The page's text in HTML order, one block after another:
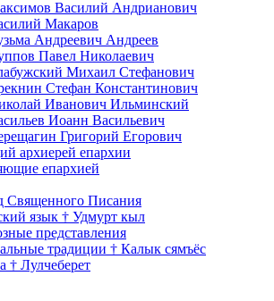
Василий Андрианович
Макаров
Андреевич Андреев
Павел Николаевич
Михаил Стефанович
Стефан Константинович
Иванович Ильминский
Иоанн Васильевич
Григорий Егорович
архиерей епархии
епархией
Священного Писания
язык † Удмурт кыл
представления
традиции † Калык сямъёс
† Лулчеберет